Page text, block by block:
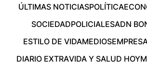
ÚLTIMAS NOTICIASPOLÍTICA
SOCIEDADPOLICIALESADN
ESTILO DE VIDAMEDIOS
DIARIO EXTRAVIDA Y SALUD HOY